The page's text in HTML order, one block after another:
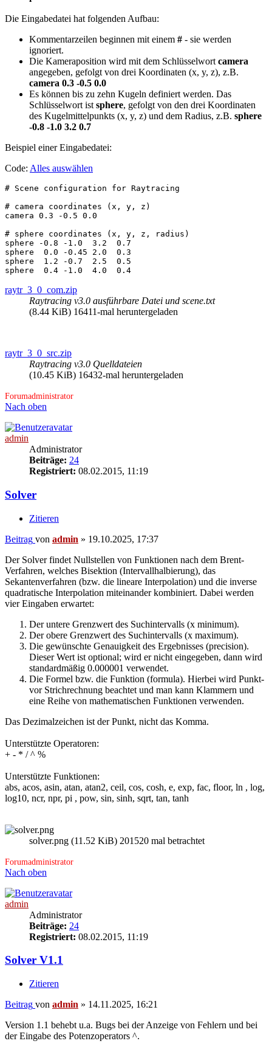
Die Eingabedatei hat folgenden Aufbau:
Kommentarzeilen beginnen mit einem # - sie werden
ignoriert.
Die Kameraposition wird mit dem Schlüsselwort camera
angegeben, gefolgt von drei Koordinaten (x, y, z), z.B.
camera 0.3 -0.5 0.0
Es können bis zu zehn Kugeln definiert werden. Das
Schlüsselwort ist sphere, gefolgt von den drei Koordinaten
des Kugelmittelpunkts (x, y, z) und dem Radius, z.B. sphere
-0.8 -1.0 3.2 0.7
Beispiel einer Eingabedatei:
Code: Alles auswählen
# Scene configuration for Raytracing
# camera coordinates (x, y, z)
camera 0.3 -0.5 0.0
# sphere coordinates (x, y, z, radius)
sphere -0.8 -1.0  3.2  0.7
sphere  0.0 -0.45 2.0  0.3
sphere  1.2 -0.7  2.5  0.5
raytr_3_0_com.zip
Raytracing v3.0 ausführbare Datei und scene.txt
(8.44 KiB) 16411-mal heruntergeladen
raytr_3_0_src.zip
Raytracing v3.0 Quelldateien
(10.45 KiB) 16432-mal heruntergeladen
Forumadministrator
Nach oben
admin
Administrator
Beiträge: 24
Registriert: 08.02.2015, 11:19
Solver
Zitieren
Beitrag von admin » 19.10.2025, 17:37
Der Solver findet Nullstellen von Funktionen nach dem Brent-
Verfahren, welches Bisektion (Intervallhalbierung), das
Sekantenverfahren (bzw. die lineare Interpolation) und die inverse
quadratische Interpolation miteinander kombiniert. Dabei werden
vier Eingaben erwartet:
Der untere Grenzwert des Suchintervalls (x minimum).
Der obere Grenzwert des Suchintervalls (x maximum).
Die gewünschte Genauigkeit des Ergebnisses (precision).
Dieser Wert ist optional; wird er nicht eingegeben, dann wird
standardmäßig 0.000001 verwendet.
Die Formel bzw. die Funktion (formula). Hierbei wird Punkt-
vor Strichrechnung beachtet und man kann Klammern und
eine Reihe von mathematischen Funktionen verwenden.
Das Dezimalzeichen ist der Punkt, nicht das Komma.
Unterstützte Operatoren:
+ - * / ^ %
Unterstützte Funktionen:
abs, acos, asin, atan, atan2, ceil, cos, cosh, e, exp, fac, floor, ln , log,
log10, ncr, npr, pi , pow, sin, sinh, sqrt, tan, tanh
solver.png (11.52 KiB) 201520 mal betrachtet
Forumadministrator
Nach oben
admin
Administrator
Beiträge: 24
Registriert: 08.02.2015, 11:19
Solver V1.1
Zitieren
Beitrag von admin » 14.11.2025, 16:21
Version 1.1 behebt u.a. Bugs bei der Anzeige von Fehlern und bei
der Eingabe des Potenzoperators ^.